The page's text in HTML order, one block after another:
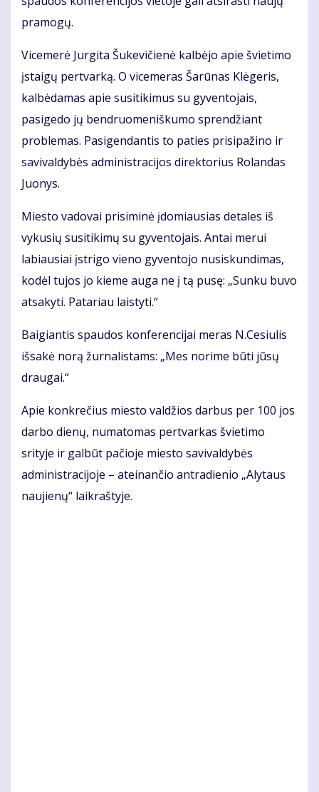
pramogų.
Vicemerė Jurgita Šukevičienė kalbėjo apie švietimo
įstaigų pertvarką. O vicemeras Šarūnas Klėgeris,
kalbėdamas apie susitikimus su gyventojais,
pasigedo jų bendruomeniškumo sprendžiant
problemas. Pasigendantis to paties prisipažino ir
savivaldybės administracijos direktorius Rolandas
Juonys.
Miesto vadovai prisiminė įdomiausias detales iš
vykusių susitikimų su gyventojais. Antai merui
labiausiai įstrigo vieno gyventojo nusiskundimas,
kodėl tujos jo kieme auga ne į tą pusę: „Sunku buvo
atsakyti. Patariau laistyti.“
Baigiantis spaudos konferencijai meras N.Cesiulis
išsakė norą žurnalistams: „Mes norime būti jūsų
draugai.“
Apie konkrečius miesto valdžios darbus per 100 jos
darbo dienų, numatomas pertvarkas švietimo
srityje ir galbūt pačioje miesto savivaldybės
administracijoje – ateinančio antradienio „Alytaus
naujienų“ laikraštyje.